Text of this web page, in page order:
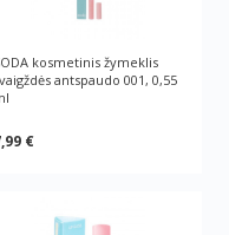
kosmetinis žymeklis
antspaudo 001, 0,55
€